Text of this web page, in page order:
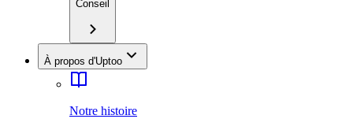
Conseil
À propos d'Uptoo
Notre histoire